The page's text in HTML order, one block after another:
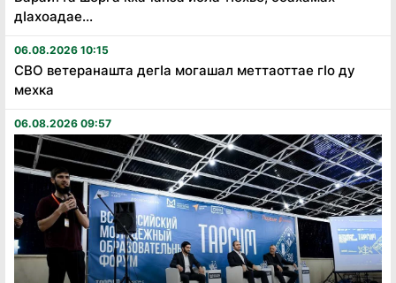
дӏахоадае...
06.08.2026 10:15
СВО ветеранашта дегӏа могашал меттаоттае гӏо ду
мехка
06.08.2026 09:57